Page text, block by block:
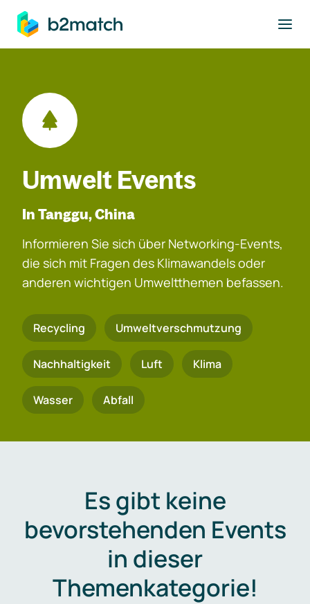
springen
Umwelt Events
In Tanggu, China
Informieren Sie sich über Networking-Events,
die sich mit Fragen des Klimawandels oder
anderen wichtigen Umweltthemen befassen.
Recycling Umweltverschmutzung
Nachhaltigkeit Luft Klima
Wasser Abfall
Es gibt keine
bevorstehenden Events
in dieser
Themenkategorie!